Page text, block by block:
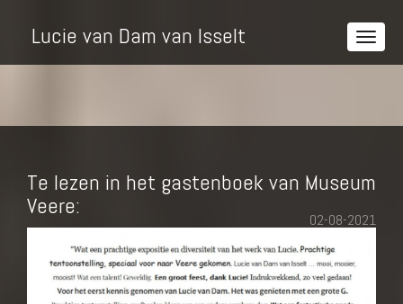
Lucie van Dam van Isselt
Te lezen in het gastenboek van Museum
Veere:
02-08-2021